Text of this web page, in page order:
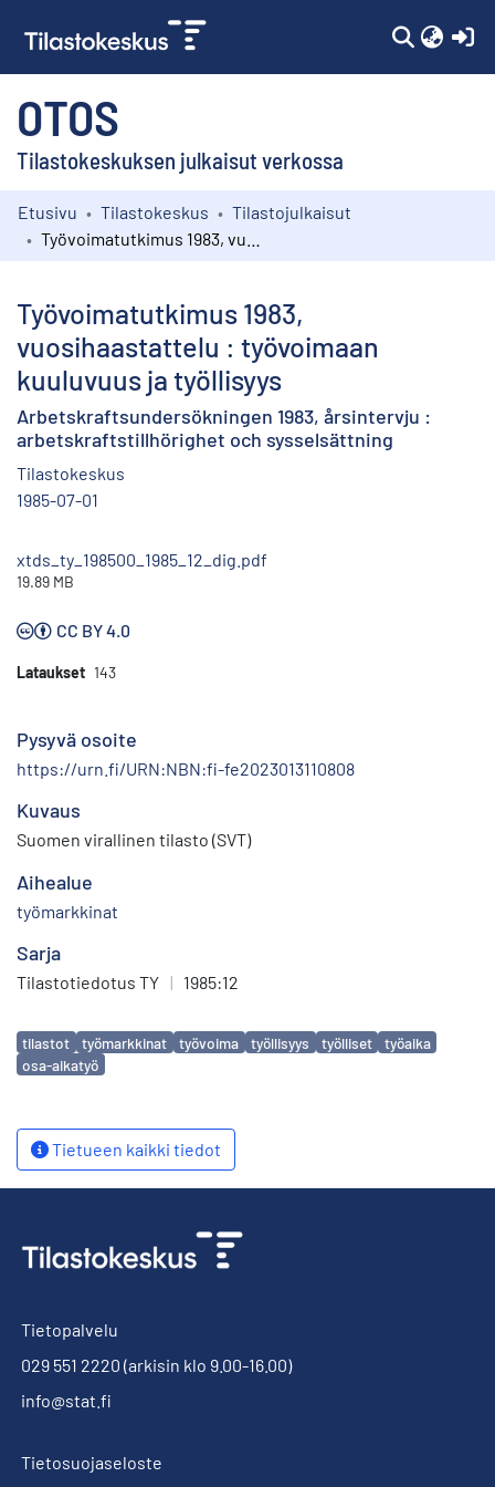
OTOS
Tilastokeskuksen julkaisut verkossa
Kokoelmat
Etusivu Tilastokeskus
Tilastojulkaisut
Työvoimatutkimus 1983,
vuosihaastattelu : työvoimaan
kuuluvuus ja työllisyys
Arbetskraftsundersökningen 1983, årsintervju :
arbetskraftstillhörighet och sysselsättning
Tilastokeskus
1985-07-01
xtds_ty_198500_1985_12_dig.pdf
19.89 MB
CC BY 4.0
Lataukset 143
Pysyvä osoite
https://urn.fi/URN:NBN:fi-fe2023013110808
Kuvaus
Suomen virallinen tilasto (SVT)
Aihealue
työmarkkinat
Sarja
Tilastotiedotus TY | 1985:12
Avainsanat
tilastot työmarkkinat työvoima työllisyys työlliset
työaika
osa-aikatyö
Tietueen kaikki tiedot
Tietopalvelu
029 551 2220 (arkisin klo 9.00-16.00)
info@stat.fi
Tietosuojaseloste